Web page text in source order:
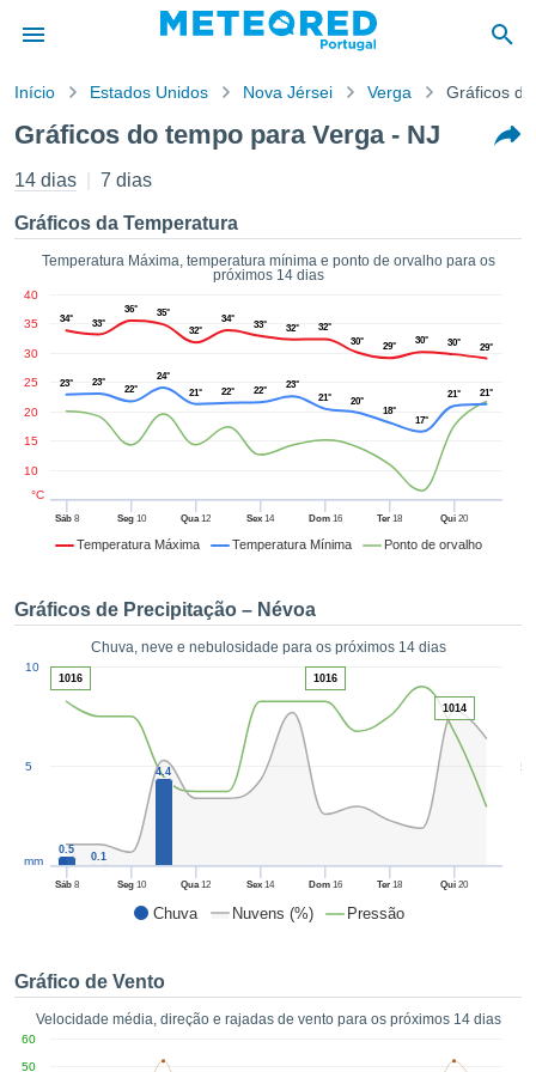
da
foi
por
para
que as
a este
das
e
forma
digital
fornecer-
custo.
a
o
no
como
ACEITAR
Início Estados Unidos Nova Jérsei Verga Gráficos
Gráficos do tempo para Verga - NJ
14 dias 7 dias
Gráficos da Temperatura
Temperatura Máxima, temperatura mínima e ponto de orvalho para os
próximos 14 dias
Temperatura Máxima Temperatura Mínima Ponto de orvalho
Sáb8 Seg10 Qua12 Sex 14 Dom16 Ter 18 Qui 20
10
15
20
25
30
35
40
°C
34° 33°
36°
35°
32°
34°
33° 32°
32°
30°
29°
30° 30° 29°
23° 23°
22°
24°
21°
22° 22°
23°
21°
20°
18°
17°
21° 21°
Gráficos de Precipitação – Névoa
Chuva, neve e nebulosidade para os próximos 14 dias
Chuva Nuvens (%) Pressão
50
Sáb8 Seg10 Qua12 Sex 14 Dom16 Ter 18 Qui 20
5
10
mm
0.5
0.1
4.4
1016 1016
1014
Gráfico de Vento
Velocidade média, direção e rajadas de vento para os próximos 14 dias
50
60